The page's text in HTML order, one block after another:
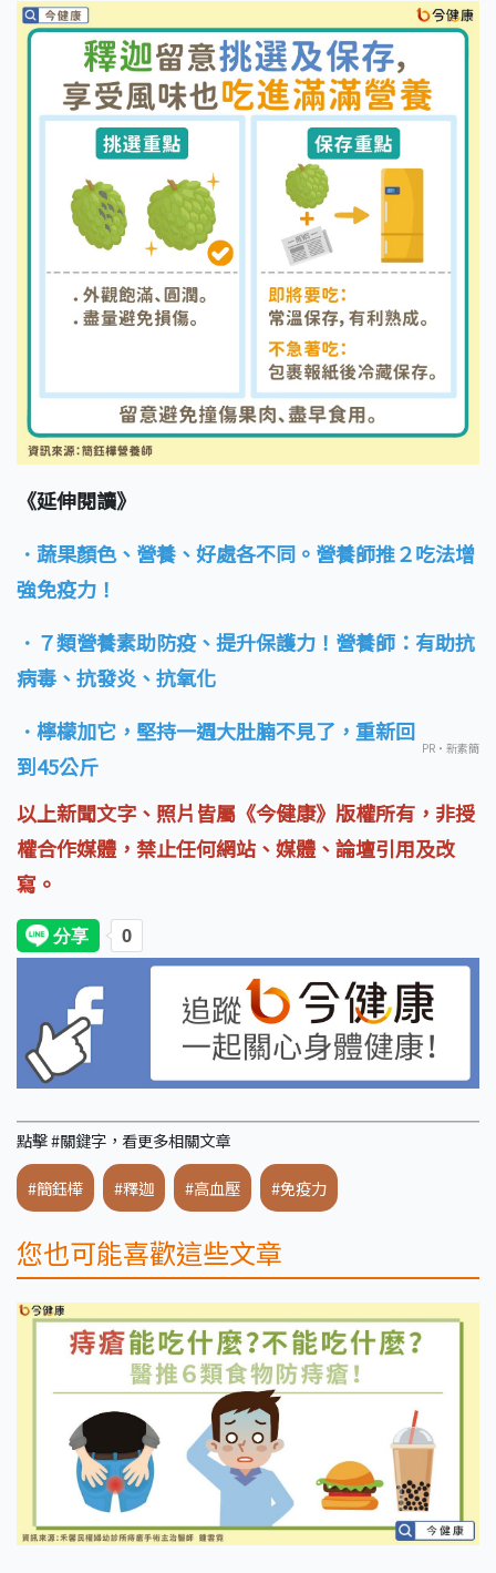
《延伸閱讀》
．蔬果顏色、營養、好處各不同。營養師推２吃法增
強免疫力！
．７類營養素助防疫、提升保護力！營養師：有助抗
病毒、抗發炎、抗氧化
．檸檬加它，堅持一週大肚腩不見了，重新回
到45公斤
PR・新素簡
以上新聞文字、照片皆屬《今健康》版權所有，非授
權合作媒體，禁止任何網站、媒體、論壇引用及改
寫。
點擊 #關鍵字，看更多相關文章
#簡鈺樺 #釋迦 #高血壓 #免疫力
您也可能喜歡這些文章